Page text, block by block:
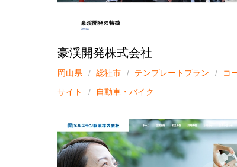
豪渓開発株式会社
岡山県 総社市 テンプレートプラン
コ
サイト
自動車・バイク